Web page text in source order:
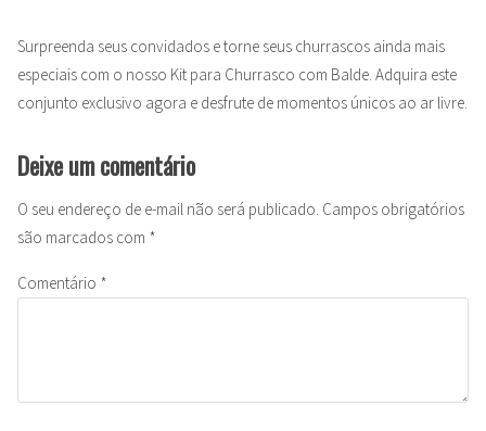
Surpreenda seus convidados e torne seus churrascos ainda mais
especiais com o nosso Kit para Churrasco com Balde. Adquira este
conjunto exclusivo agora e desfrute de momentos únicos ao ar livre.
Deixe um comentário
O seu endereço de e-mail não será publicado. Campos obrigatórios
são marcados com *
Comentário *